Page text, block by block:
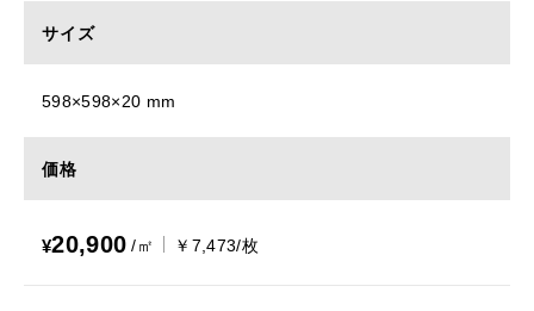
サイズ
598×598×20 mm
価格
¥20,900 /㎡ ￥7,473/枚